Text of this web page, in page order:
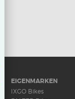
EIGENMARKEN
IXGO Bikes